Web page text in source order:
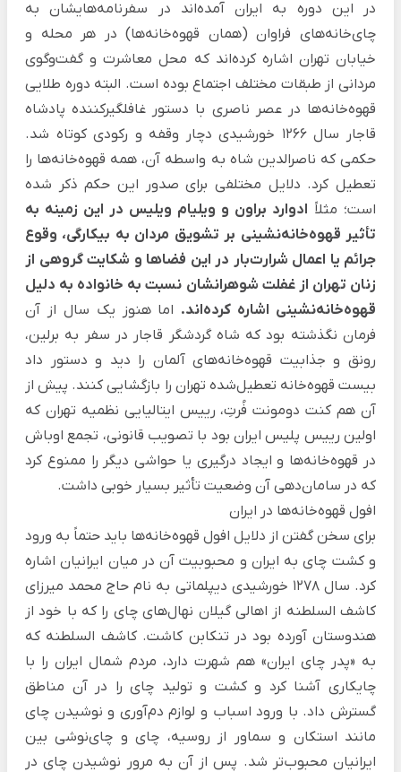
در این دوره به ایران آمده‌اند در سفرنامه‌هایشان به
چای‌خانه‌های فراوان (همان قهوه‌خانه‌ها) در هر محله و
خیابان تهران اشاره کرده‌اند که محل معاشرت و گفت‌وگوی
مردانی از طبقات مختلف اجتماع بوده است. البته دوره طلایی
قهوه‌خانه‌ها در عصر ناصری با دستور غافلگیرکننده پادشاه
قاجار سال 1266 خورشیدی دچار وقفه و رکودی کوتاه شد.
حکمی که ناصرالدین شاه به واسطه آن، همه قهوه‌خانه‌ها را
تعطیل کرد. دلایل مختلفی برای صدور این حکم ذکر شده
است؛ مثلاً ادوارد براون و ویلیام ویلیس در این زمینه به
تأثیر قهوه‌خانه‌نشینی بر تشویق مردان به بیکارگی، وقوع
جرائم یا اعمال شرارت‌بار در این فضاها و شکایت گروهی از
زنان تهران از غفلت شوهرانشان نسبت به خانواده به دلیل
قهوه‌خانه‌نشینی اشاره کرده‌اند. اما هنوز یک سال از آن
فرمان نگذشته بود که شاه گردشگر قاجار در سفر به برلین،
رونق و جذابیت قهوه‌خانه‌های آلمان را دید و دستور داد
بیست قهوه‌خانه تعطیل‌شده تهران را بازگشایی کنند. پیش از
آن هم کنت دومونت فُرتِ، رییس ایتالیایی نظمیه تهران که
اولین رییس پلیس ایران بود با تصویب قانونی، تجمع اوباش
در قهوه‌خانه‌ها و ایجاد درگیری یا حواشی دیگر را ممنوع کرد
که در سامان‌دهی آن وضعیت تأثیر بسیار خوبی داشت.
افول قهوه‌خانه‌ها در ایران
برای سخن گفتن از دلایل افول قهوه‌خانه‌ها باید حتماً به ورود
و کشت چای به ایران و محبوبیت آن در میان ایرانیان اشاره
کرد. سال 1278 خورشیدی دیپلماتی به نام حاج محمد میرزای
کاشف السلطنه از اهالی گیلان نهال‌های چای را که با خود از
هندوستان آورده بود در تنکابن کاشت. کاشف السلطنه که
به «پدر چای ایران» هم شهرت دارد، مردم شمال ایران را با
چایکاری آشنا کرد و کشت و تولید چای را در آن مناطق
گسترش داد. با ورود اسباب و لوازم دم‌آوری و نوشیدن چای
مانند استکان و سماور از روسیه، چای و چای‌نوشی بین
ایرانیان محبوب‌تر شد. پس از آن به مرور نوشیدن چای در